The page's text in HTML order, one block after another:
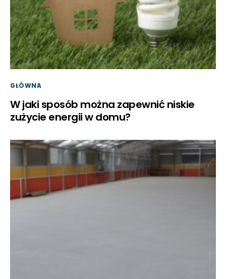
GŁÓWNA
W jaki sposób można zapewnić niskie
zużycie energii w domu?